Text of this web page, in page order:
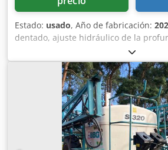
Estado: usado, Año de fabricación:
dentado, ajuste hidráulico de la
del grupo de discos / ajuste
de trabajo de la unidad de nivelación,
para Ceus 50 / ajuste hidráulico de
trabajo del campo de púas con lanza
CUCHILLA 80 mm / (14/K1) Dkodpfetz